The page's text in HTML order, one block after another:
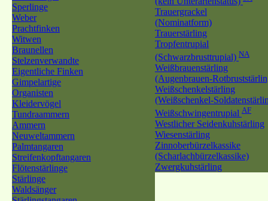
Sperlinge
Weber
Prachtfinken
Witwen
Braunellen
Stelzenverwandte
Eigentliche Finken
Gimpelartige
Organisten
Kleidervögel
Tundraammern
Ammern
Neuweltammern
Palmtangaren
Streifenkopftangaren
Flötenstärlinge
Stärlinge
Waldsänger
Trauergrackel
(Nominatform)
Trauerstärling
Tropfentrupial
(Schwarzbrusttrupial) NA
Weißbrauenstärling
(Augenbrauen-
Weißschenkelstärling
(Weißschenkel-
Weißschwingentrupial AF
Westlicher Seidenkuhstärling
Wiesenstärling
Zinnoberbürzelkassike
(Scharlachbürzelkassike)
Zwergkuhstärling